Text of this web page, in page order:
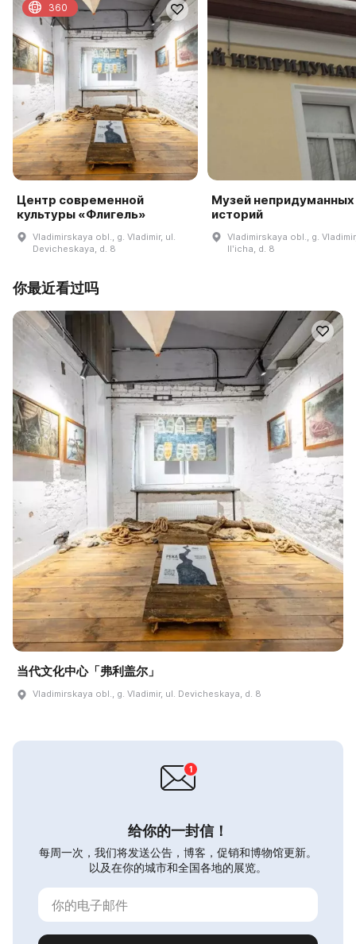
Центр современной
культуры «Флигель»
Vladimirskaya obl., g. Vladimir, ul.
Devicheskaya, d. 8
360
Музей непридуманных
историй
Vladimirskaya obl., g.
Ilʹicha, d. 8
你最近看过吗
当代文化中心「弗利盖尔」
Vladimirskaya obl., g. Vladimir, ul. Devicheskaya, d. 8
给你的一封信！
每周一次，我们将发送公告，博客，促销和博物馆更新。
以及在你的城市和全国各地的展览。